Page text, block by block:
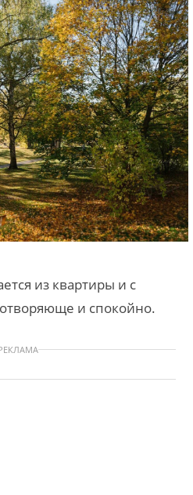
из квартиры и с
и спокойно.